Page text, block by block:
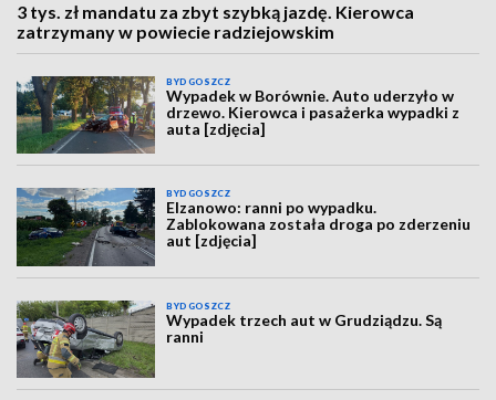
3 tys. zł mandatu za zbyt szybką jazdę. Kierowca
zatrzymany w powiecie radziejowskim
BYDGOSZCZ
Wypadek w Borównie. Auto uderzyło w
drzewo. Kierowca i pasażerka wypadki z
auta [zdjęcia]
BYDGOSZCZ
Elzanowo: ranni po wypadku.
Zablokowana została droga po zderzeniu
aut [zdjęcia]
BYDGOSZCZ
Wypadek trzech aut w Grudziądzu. Są
ranni